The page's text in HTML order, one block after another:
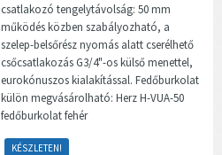
csatlakozó tengelytávolság: 50 mm
működés közben szabályozható, a
szelep-belsőrész nyomás alatt cserélhető
csőcsatlakozás G3/4"-os külső menettel,
eurokónuszos kialakítással. Fedőburkolat
külön megvásárolható: Herz H-VUA-50
fedőburkolat fehér
KÉSZLETEN!